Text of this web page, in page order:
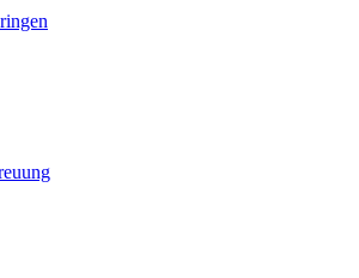
Bad Blumau